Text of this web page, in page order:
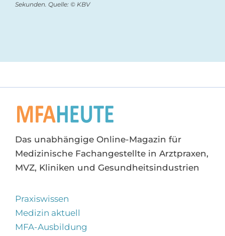
Sekunden. Quelle: © KBV
Das unabhängige Online-Magazin für
Medizinische Fachangestellte in Arztpraxen,
MVZ, Kliniken und Gesundheitsindustrien
Praxiswissen
Medizin aktuell
MFA-Ausbildung